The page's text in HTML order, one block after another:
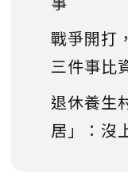
戰爭開打
三件事比
退休養生
居」：沒